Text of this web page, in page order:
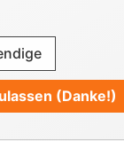
(Danke!)